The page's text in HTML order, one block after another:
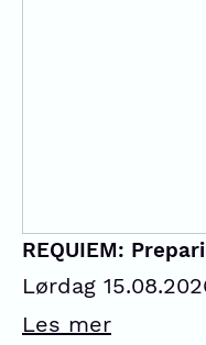
REQUIEM:
Lørdag
Les mer